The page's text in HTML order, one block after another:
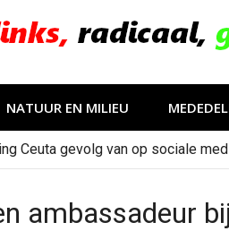
NATUUR EN MILIEU
Ceuta gevolg van op sociale
ambassadeur